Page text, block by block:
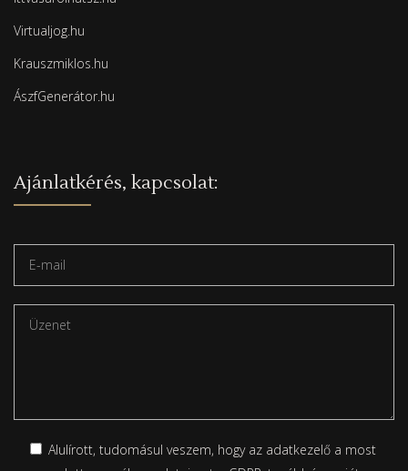
Virtualjog.hu
Krauszmiklos.hu
ÁszfGenerátor.hu
Ajánlatkérés, kapcsolat:
Alulírott, tudomásul veszem, hogy az adatkezelő a most